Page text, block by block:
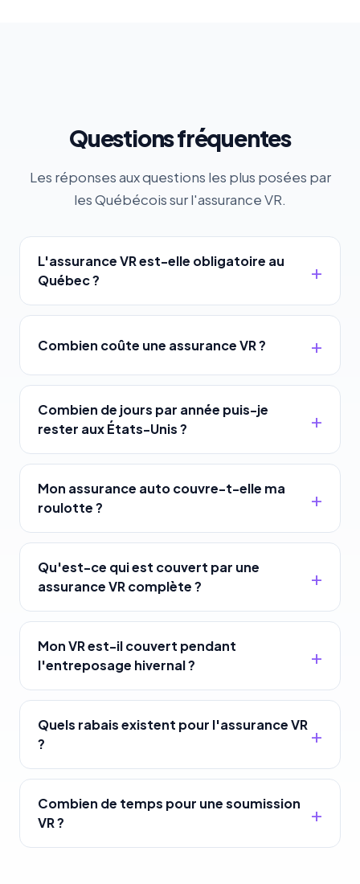
Questions fréquentes
Les réponses aux questions les plus posées par
les Québécois sur l'assurance VR.
L'assurance VR est-elle obligatoire au
Québec ?
Combien coûte une assurance VR ?
Combien de jours par année puis-je
rester aux États-Unis ?
Mon assurance auto couvre-t-elle ma
roulotte ?
Qu'est-ce qui est couvert par une
assurance VR complète ?
Mon VR est-il couvert pendant
l'entreposage hivernal ?
Quels rabais existent pour l'assurance VR
?
Combien de temps pour une soumission
VR ?